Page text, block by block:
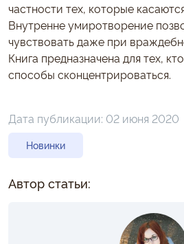
частности тех, которые
Внутренне умиротворение
чувствовать даже при
Книга предназначена для тех,
способы сконцентрироваться.
Дата публикации: 02 июня 2020
Новинки
Автор статьи: